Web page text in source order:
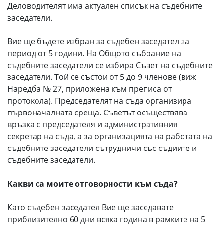
Деловодителят има актуален списък на съдебните
заседатели.
Вие ще бъдете избран за съдебен заседател за
период от 5 години. На Общото събрание на
съдебните заседатели се избира Съвет на съдебните
заседатели. Той се състои от 5 до 9 членове (виж
Наредба № 27, приложена към преписа от
протокола). Председателят на съда организира
първоначалната среща. Съветът осъществява
връзка с председателя и административния
секретар на съда, а за организацията на работата на
съдебните заседатели сътрудничи със съдиите и
съдебните заседатели.
Какви са моите отговорности към съда?
Като съдебен заседател Вие ще заседавате
приблизително 60 дни всяка година в рамките на 5